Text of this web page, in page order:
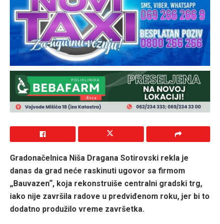
Gradonačelnica Niša Dragana Sotirovski rekla je
danas da grad neće raskinuti ugovor sa firmom
„Bauvazen“, koja rekonstruiše centralni gradski trg,
iako nije završila radove u predviđenom roku, jer bi to
dodatno produžilo vreme završetka.